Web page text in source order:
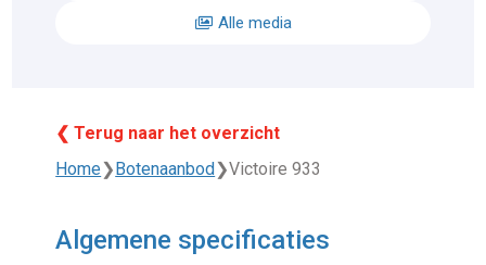
Alle media
❮ Terug naar het overzicht
Home❯Botenaanbod❯Victoire 933
Algemene specificaties